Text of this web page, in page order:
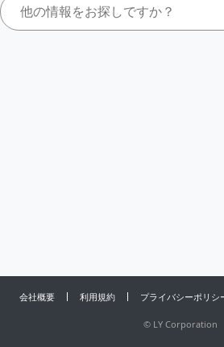
会社概要 利用規約 プライバシーポリシ
© LY Corporation